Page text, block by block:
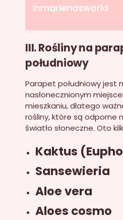
Inmarlenasworld
III. Rośliny na
południowy
Parapet południowy jest
nasłonecznionym
mieszkaniu, dlatego
rośliny, które są odporne
światło słoneczne. Oto
Kaktus
Sansewieria
Aloe vera
Aloes cosmo